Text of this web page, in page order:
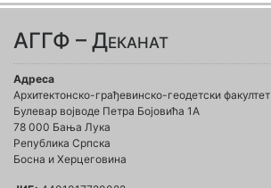
АГГФ – Деканат
Адреса
Архитектонско-грађевинско-геодетски факултет
Булевар војводе Петра Бојовића 1A
78 000 Бања Лука
Република Српска
Босна и Херцеговина